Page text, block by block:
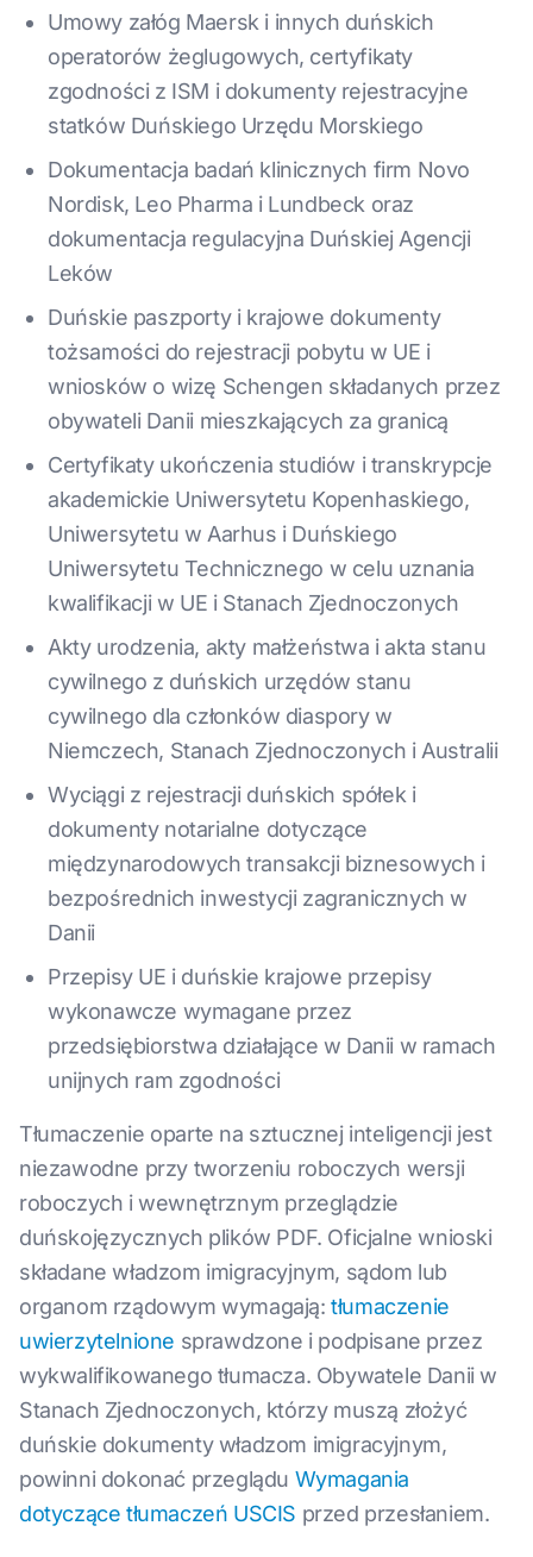
Umowy załóg Maersk i innych duńskich
operatorów żeglugowych, certyfikaty
zgodności z ISM i dokumenty rejestracyjne
statków Duńskiego Urzędu Morskiego
Dokumentacja badań klinicznych firm Novo
Nordisk, Leo Pharma i Lundbeck oraz
dokumentacja regulacyjna Duńskiej Agencji
Leków
Duńskie paszporty i krajowe dokumenty
tożsamości do rejestracji pobytu w UE i
wniosków o wizę Schengen składanych przez
obywateli Danii mieszkających za granicą
Certyfikaty ukończenia studiów i transkrypcje
akademickie Uniwersytetu Kopenhaskiego,
Uniwersytetu w Aarhus i Duńskiego
Uniwersytetu Technicznego w celu uznania
kwalifikacji w UE i Stanach Zjednoczonych
Akty urodzenia, akty małżeństwa i akta stanu
cywilnego z duńskich urzędów stanu
cywilnego dla członków diaspory w
Niemczech, Stanach Zjednoczonych i Australii
Wyciągi z rejestracji duńskich spółek i
dokumenty notarialne dotyczące
międzynarodowych transakcji biznesowych i
bezpośrednich inwestycji zagranicznych w
Danii
Przepisy UE i duńskie krajowe przepisy
wykonawcze wymagane przez
przedsiębiorstwa działające w Danii w ramach
unijnych ram zgodności
Tłumaczenie oparte na sztucznej inteligencji jest
niezawodne przy tworzeniu roboczych wersji
roboczych i wewnętrznym przeglądzie
duńskojęzycznych plików PDF. Oficjalne wnioski
składane władzom imigracyjnym, sądom lub
organom rządowym wymagają:tłumaczenie
uwierzytelnione sprawdzone i podpisane przez
wykwalifikowanego tłumacza. Obywatele Danii w
Stanach Zjednoczonych, którzy muszą złożyć
duńskie dokumenty władzom imigracyjnym,
powinni dokonać przeglądu Wymagania
dotyczące tłumaczeń USCIS przed przesłaniem.